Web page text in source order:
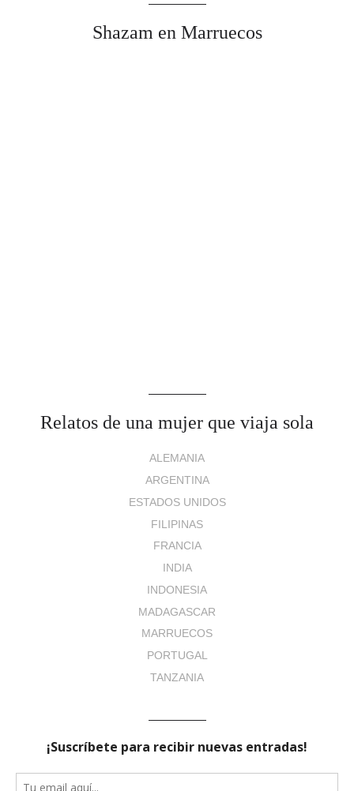
Shazam en Marruecos
Relatos de una mujer que viaja sola
ALEMANIA
ARGENTINA
ESTADOS UNIDOS
FILIPINAS
FRANCIA
INDIA
INDONESIA
MADAGASCAR
MARRUECOS
PORTUGAL
TANZANIA